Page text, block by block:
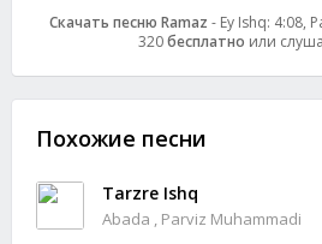
Скачать песню Ramaz - Ey Ishq: 4:08,
320бесплатно или
Похожие песни
Tarzre Ishq
Abada , Parviz Muhammadi